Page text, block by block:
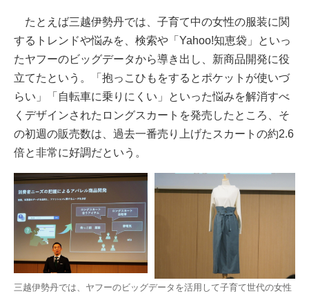
たとえば三越伊勢丹では、子育て中の女性の服装に関
するトレンドや悩みを、検索や「Yahoo!知恵袋」といっ
たヤフーのビッグデータから導き出し、新商品開発に役
立てたという。「抱っこひもをするとポケットが使いづ
らい」「自転車に乗りにくい」といった悩みを解消すべ
くデザインされたロングスカートを発売したところ、そ
の初週の販売数は、過去一番売り上げたスカートの約2.6
倍と非常に好調だという。
三越伊勢丹では、ヤフーのビッグデータを活用して子育て世代の女性